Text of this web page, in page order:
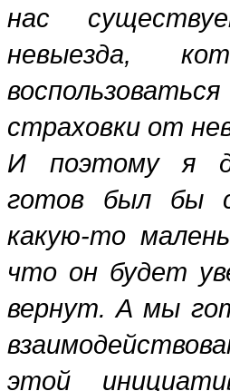
нас
невыезда,
страховки от
И поэтому я
готов был бы
какую-то
что он будет
вернут. А мы
этой